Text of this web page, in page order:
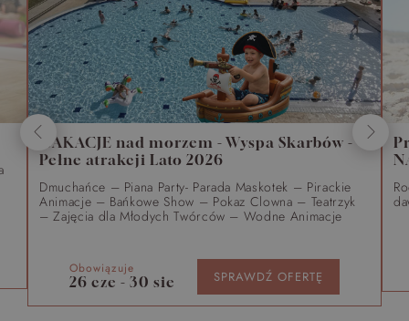
WAKACJE nad morzem - Wyspa Skarbów -
Pełne atrakcji Lato 2026
Dmuchańce – Piana Party- Parada Maskotek – Pirackie
Animacje – Bańkowe Show – Pokaz Clowna – Teatrzyk
– Zajęcia dla Młodych Twórców – Wodne Animacje
26 cze - 30 sie
Obowiązuje SPRAWDŹ OFERTĘ